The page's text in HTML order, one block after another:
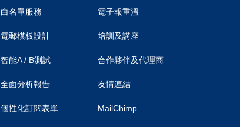
白名單服務
電郵模板設計
智能A / B測試
全面分析報告
個性化訂閱表單
電子報重溫
培訓及講座
合作夥伴及代理商
友情連結
MailChimp